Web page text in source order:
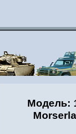
Модель: